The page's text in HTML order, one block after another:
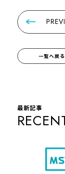
一覧へ戻る
最新記事